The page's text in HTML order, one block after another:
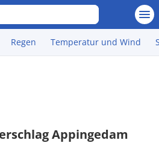
Regen Temperatur und Wind
Appingedam